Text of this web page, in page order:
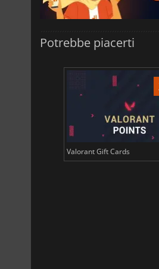
Potrebbe piacerti
Valorant Gift Cards